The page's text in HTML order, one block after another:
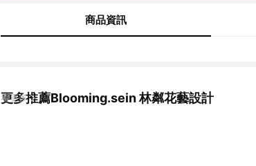
商品資訊
更多推薦Blooming.sein 林粼花藝設計
看更多